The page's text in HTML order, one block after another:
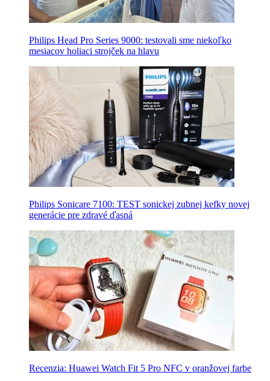
Philips Head Pro Series 9000: testovali sme niekoľko
mesiacov holiaci strojček na hlavu
Philips Sonicare 7100: TEST sonickej zubnej kefky novej
generácie pre zdravé ďasná
Recenzia: Huawei Watch Fit 5 Pro NFC v oranžovej farbe